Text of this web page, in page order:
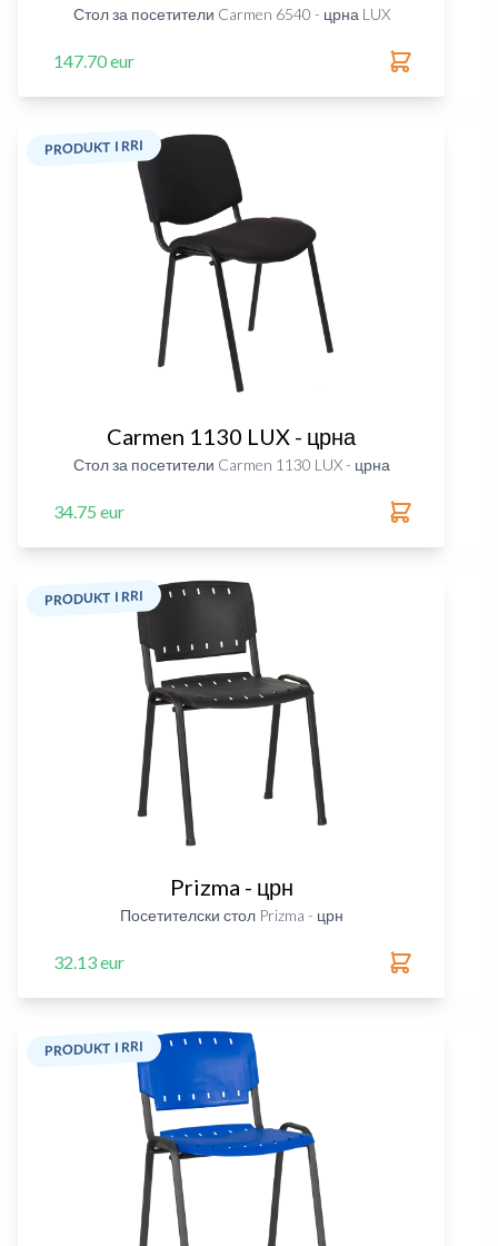
Стол за посетители Carmen 6540 - црна LUX
147.70 eur
PRODUKT I RRI
Carmen 1130 LUX - црна
Стол за посетители Carmen 1130 LUX - црна
34.75 eur
PRODUKT I RRI
Prizma - црн
Посетителски стол Prizma - црн
32.13 eur
PRODUKT I RRI